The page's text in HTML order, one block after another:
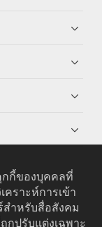
กกี้ของบุคคลที่
คราะห์การเข้า
สำหรับสื่อสังคม
ปรับแต่งเฉพาะ